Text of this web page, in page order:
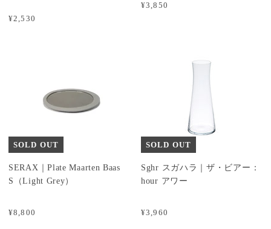
¥2,530
¥3,850
SOLD OUT
¥8,800
SERAX｜Plate Maarten Baas
S（Light Grey）
SOLD OUT
¥3,960
Sghr スガハラ｜ザ・ビアー：
hour アワー